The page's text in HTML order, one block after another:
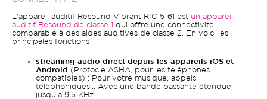
L'appareil auditif Resound Vibrant RIC 5-61 est un appareil
auditif Resound de classe 1
qui offre une connectivité
comparable à des aides auditives de classe 2. En voici les
principales fonctions
streaming audio direct depuis les appareils iOS et
Android
(Protocle ASHA, pour les téléphones
compatibles) : Pour votre musique, appels
téléphoniques... Avec une bande passante étendue
jusqu'à 9,5 KHz